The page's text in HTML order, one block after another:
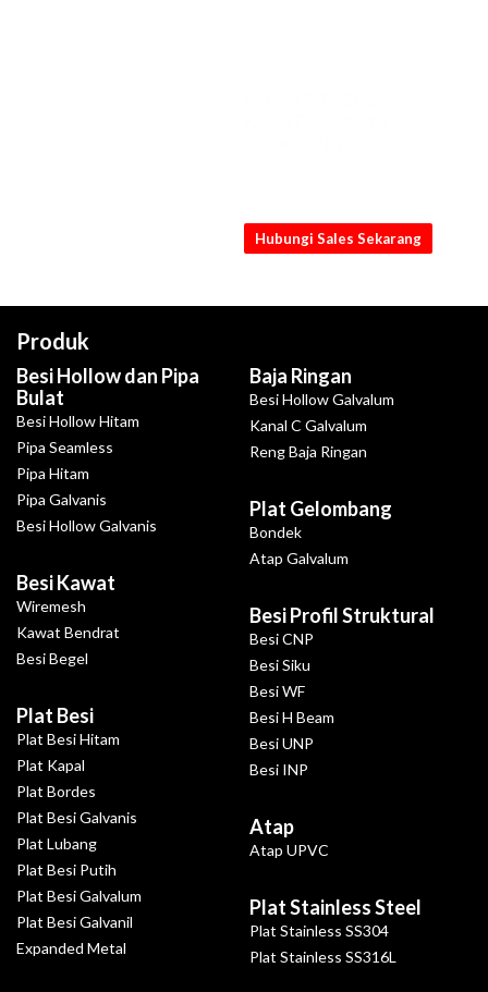
Hubungi Sales Sekarang
Produk
Besi Hollow dan Pipa
Bulat
Besi Hollow Hitam
Pipa Seamless
Pipa Hitam
Pipa Galvanis
Besi Hollow Galvanis
Besi Kawat
Wiremesh
Kawat Bendrat
Besi Begel
Plat Besi
Plat Besi Hitam
Plat Kapal
Plat Bordes
Plat Besi Galvanis
Plat Lubang
Plat Besi Putih
Plat Besi Galvalum
Plat Besi Galvanil
Expanded Metal
Baja Ringan
Besi Hollow Galvalum
Kanal C Galvalum
Reng Baja Ringan
Plat Gelombang
Bondek
Atap Galvalum
Besi Profil Struktural
Besi CNP
Besi Siku
Besi WF
Besi H Beam
Besi UNP
Besi INP
Atap
Atap UPVC
Plat Stainless Steel
Plat Stainless SS304
Plat Stainless SS316L